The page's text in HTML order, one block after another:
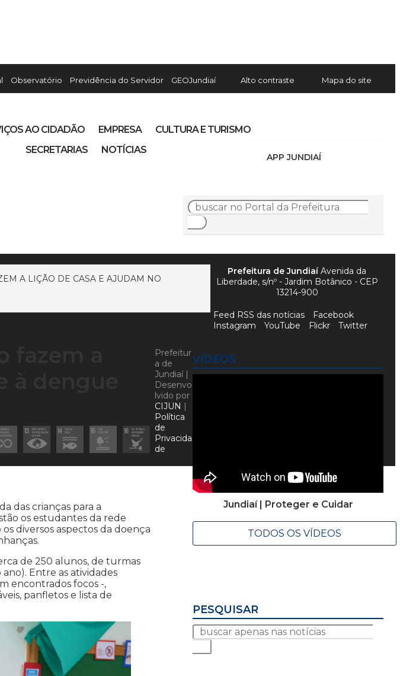
Observatório Previdência do Servidor GEOJundiaí Alto contraste Mapa do site
APP JUNDIAÍ
AO CIDADÃO EMPRESA
CULTURA E TURISMO
SECRETARIAS
NOTÍCIAS
A LIÇÃO DE CASA E AJUDAM NO
das crianças para a
os estudantes da rede
diversos aspectos da doença
de 250 alunos, de turmas
Entre as atividades
encontrados focos -,
panfletos e lista de
VÍDEOS
Jundiaí | Proteger e Cuidar
TODOS OS VÍDEOS
PESQUISAR
Prefeitura de JundiaíAvenida da
Liberdade, s/nº - Jardim Botânico - CEP
13214-900
Feed RSS das notícias
Facebook
Instagram
YouTube Flickr Twitter
Prefeitur
a de
Jundiaí |
Desenvo
lvido por
CIJUN |
Política
de
Privacida
de